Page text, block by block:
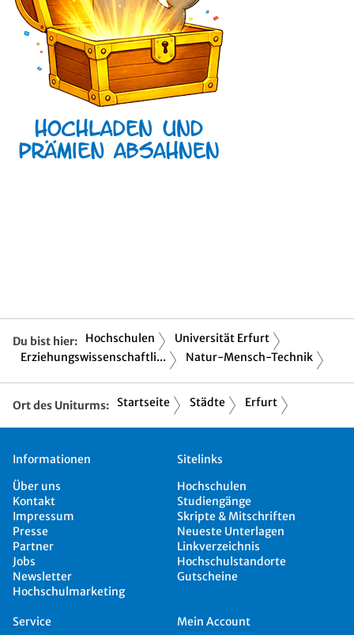
Du bist hier: Hochschulen
Universität Erfurt
Erziehungswissenschaftli...
Natur-Mensch-Technik
Ort des Uniturms: Startseite Städte Erfurt
Informationen
Über uns
Kontakt
Impressum
Presse
Partner
Jobs
Newsletter
Hochschulmarketing
Sitelinks
Hochschulen
Studiengänge
Skripte & Mitschriften
Neueste Unterlagen
Linkverzeichnis
Hochschulstandorte
Gutscheine
Service Mein Account